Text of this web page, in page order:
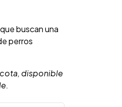
buscan una
perros
disponible